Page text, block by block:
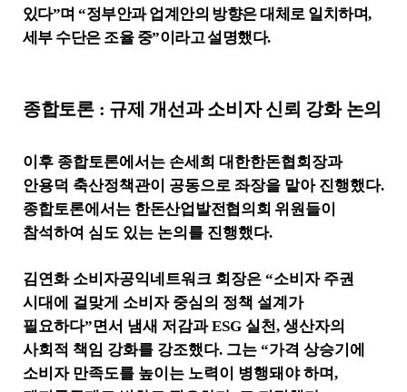
있다”며“정부안과 업계안의 방향은 대체로 일치하며,
세부 수단은 조율 중”이라고 설명했다.
종합토론 : 규제 개선과 소비자 신뢰 강화 논의
이후 종합토론에서는 손세희 대한한돈협회장과
안용덕 축산정책관이 공동으로 좌장을 맡아 진행했다.
종합토론에서는 한돈산업발전협의회 위원들이
참석하여 심도 있는 논의를 진행했다.
김연화 소비자공익네트워크 회장은 “소비자 주권
시대에 걸맞게 소비자 중심의 정책 설계가
필요하다”면서 냄새 저감과ESG 실천, 생산자의
사회적 책임 강화를 강조했다. 그는 “가격 상승기에
소비자 만족도를 높이는 노력이 병행돼야 하며,